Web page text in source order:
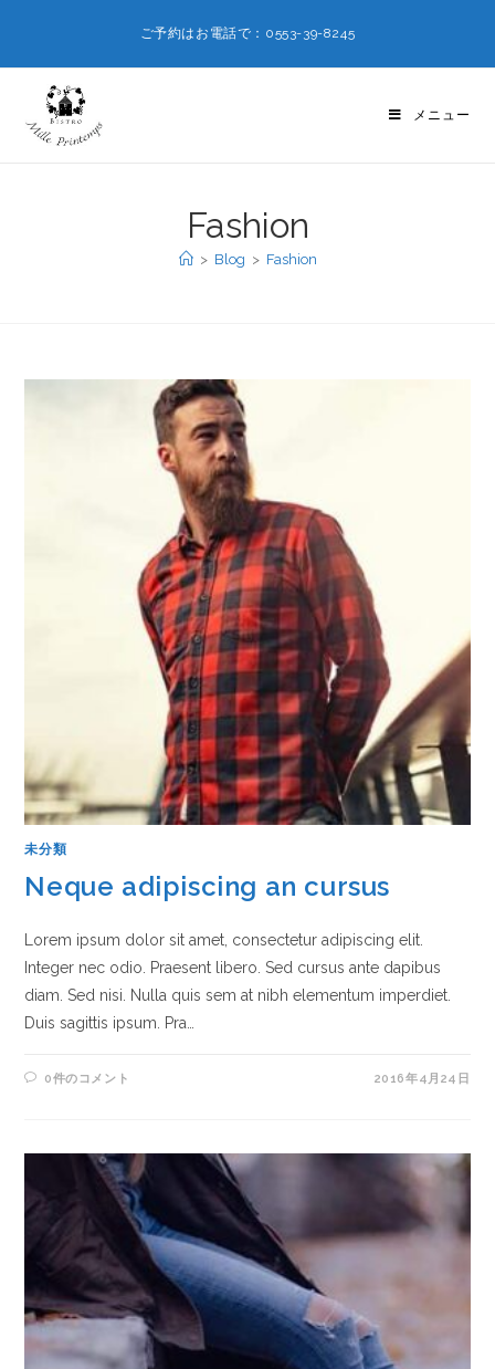
ご予約はお電話で：0553-39-8245
メニュー
Fashion
> Blog > Fashion
未分類
Neque adipiscing an cursus
Lorem ipsum dolor sit amet, consectetur adipiscing elit.
Integer nec odio. Praesent libero. Sed cursus ante dapibus
diam. Sed nisi. Nulla quis sem at nibh elementum imperdiet.
Duis sagittis ipsum. Pra…
0件のコメント 2016年4月24日